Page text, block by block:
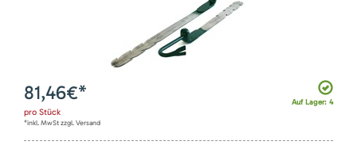
Auf Lager: 4
81,46€*
pro Stück
*inkl. MwSt zzgl. Versand